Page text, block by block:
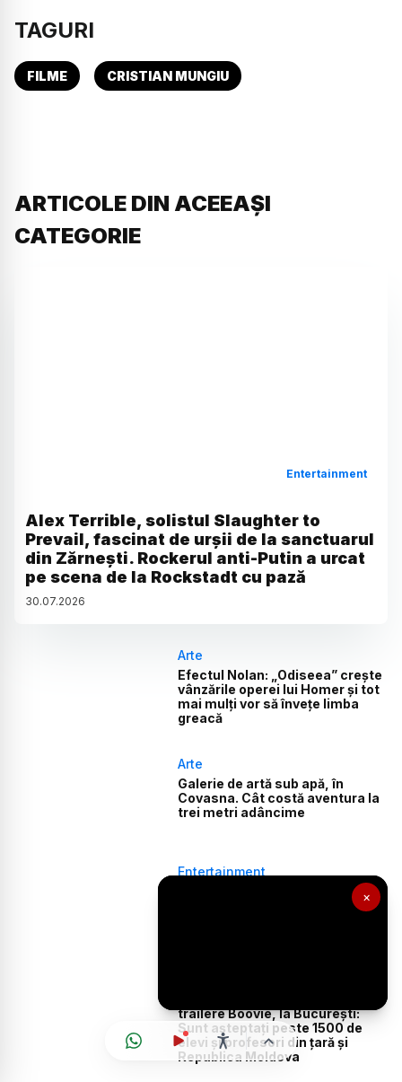
×
TAGURI
FILME CRISTIAN MUNGIU
ARTICOLE DIN ACEEAȘI
CATEGORIE
Entertainment
Alex Terrible, solistul Slaughter to
Prevail, fascinat de urșii de la sanctuarul
din Zărnești. Rockerul anti-Putin a urcat
pe scena de la Rockstadt cu pază
30.07.2026
Arte
Efectul Nolan: „Odiseea” crește
vânzările operei lui Homer și tot
mai mulți vor să învețe limba
greacă
Arte
Galerie de artă sub apă, în
Covasna. Cât costă aventura la
trei metri adâncime
Entertainment
Elon Musk promite o „Odisee”
realizată integral cu inteligență
trailere Boovie, la București:
Sunt așteptați peste 1500 de
elevi și profesori din țară și
Republica Moldova